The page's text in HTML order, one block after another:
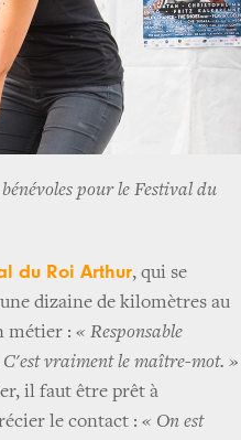
pour le Festival du
du Roi Arthur, qui se
dizaine de kilomètres au
métier : « Responsable
C'est vraiment le maître-mot. »
il faut être prêt à
le contact : « On est